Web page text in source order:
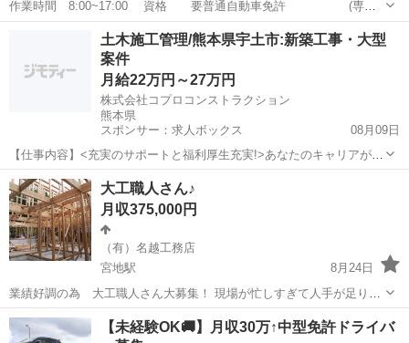
作業時間 8:00~17:00 資格 要普通自動車免許 (専門
的な資格があれば 優遇します。) 年齢 18歳以上 日
給 8,000円~12,000円 日曜日は休み 月...
三ツ石駅 大工 左官
土木施工管理/熊本県宇土市:新築工事・大型
案件
月給22万円～27万円
株式会社コプロコンストラクション
熊本県
スポンサー：求人ボックス
08月09日
【仕事内容】<充実のサポートと福利厚生充実!>あなたのキャリアが活
かせるお仕事 大手で安心して働ける環境です 40代・50代・60代の方
が活躍されています <募集要項> <職種> 土木施工管理/熊本県宇土市:
新築工事・大型案件 <...
正社員
大工職人さん♪
月収375,000円
（有）名越工務店
宮地駅
8月24日
業績好調の為 大工職人さん大募集！ 現場が忙しすぎて人手が足りな
いので助けて下さい！ 資格は必要ありません！ 経験値やスキルがあれ
ば大歓迎です(*´꒳`*) 長く働いていただける環境があるので安心してご
熊本 阿蘇郡 宮地駅 大工 遠方
【未経験OK🚚】月収30万↑中型免許ドライバ